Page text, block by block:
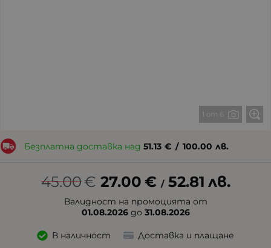
1 от 6
Безплатна доставка над 51.13 € / 100.00 лв.
45.00€ 27.00 € / 52.81 лв.
Валидност на промоцията от
01.08.2026 до 31.08.2026
В наличност Доставка и плащане